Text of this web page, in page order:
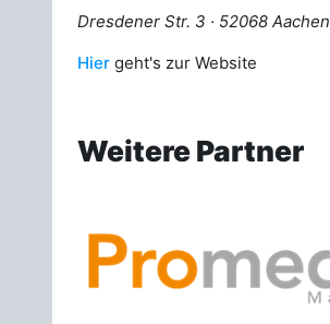
Dresdener Str. 3 · 52068 Aachen
Hier geht's zur Website
Weitere Partner